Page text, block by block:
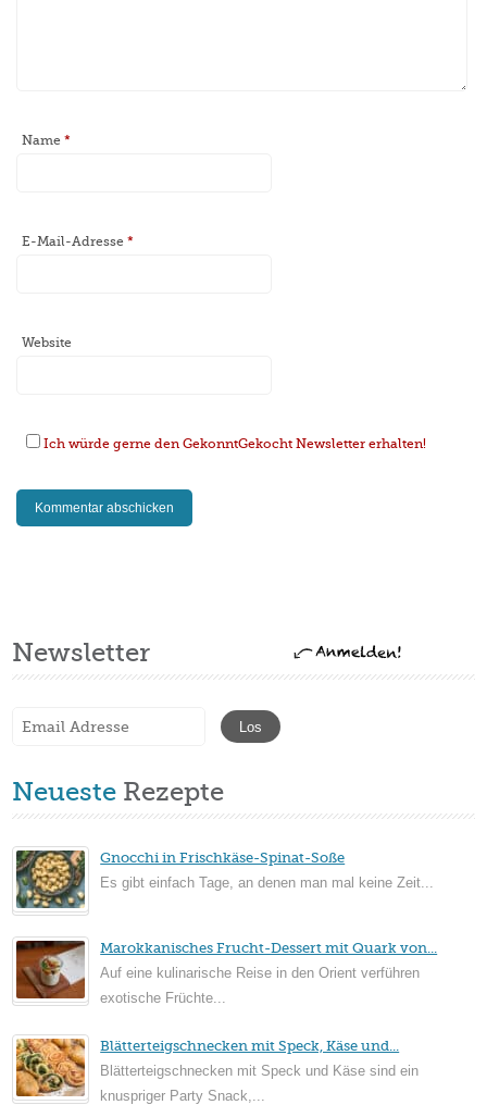
Name*
E-Mail-Adresse*
Website
Ich würde gerne den GekonntGekocht Newsletter erhalten!
Newsletter
Neueste Rezepte
Gnocchi in Frischkäse-Spinat-Soße
Es gibt einfach Tage, an denen man mal keine Zeit...
Marokkanisches Frucht-Dessert mit Quark von...
Auf eine kulinarische Reise in den Orient verführen
exotische Früchte...
Blätterteigschnecken mit Speck, Käse und...
Blätterteigschnecken mit Speck und Käse sind ein
knuspriger Party Snack,...